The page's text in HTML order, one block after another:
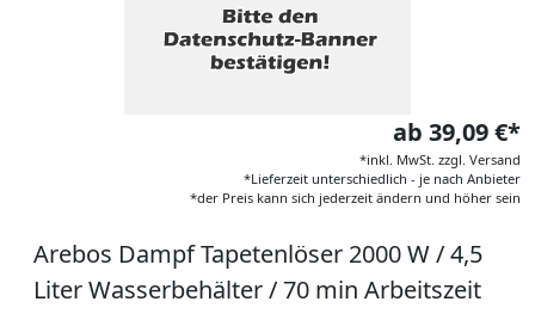
ab 39,09 €*
*inkl. MwSt. zzgl. Versand
*Lieferzeit unterschiedlich - je nach Anbieter
*der Preis kann sich jederzeit ändern und höher sein
Arebos Dampf Tapetenlöser 2000 W / 4,5
Liter Wasserbehälter / 70 min Arbeitszeit